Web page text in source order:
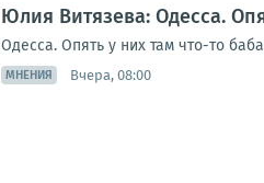
Юлия Витязева: Одесса.
Одесса. Опять у них там что-то
МНЕНИЯ Вчера, 08:00